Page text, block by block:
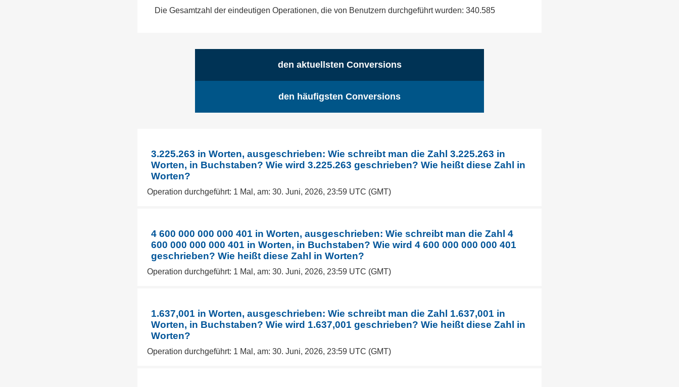
Die Gesamtzahl der eindeutigen Operationen, die von Benutzern durchgeführt wurden: 340.585
den aktuellsten Conversions
den häufigsten Conversions
3.225.263 in Worten, ausgeschrieben: Wie schreibt man die Zahl 3.225.263 in
Worten, in Buchstaben? Wie wird 3.225.263 geschrieben? Wie heißt diese Zahl in
Worten?
Operation durchgeführt: 1 Mal, am: 30. Juni, 2026, 23:59 UTC (GMT)
4 600 000 000 000 401 in Worten, ausgeschrieben: Wie schreibt man die Zahl 4
600 000 000 000 401 in Worten, in Buchstaben? Wie wird 4 600 000 000 000 401
geschrieben? Wie heißt diese Zahl in Worten?
Operation durchgeführt: 1 Mal, am: 30. Juni, 2026, 23:59 UTC (GMT)
1.637,001 in Worten, ausgeschrieben: Wie schreibt man die Zahl 1.637,001 in
Worten, in Buchstaben? Wie wird 1.637,001 geschrieben? Wie heißt diese Zahl in
Worten?
Operation durchgeführt: 1 Mal, am: 30. Juni, 2026, 23:59 UTC (GMT)